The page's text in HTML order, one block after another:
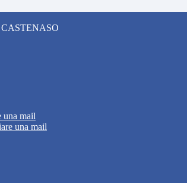
una mail
una mail